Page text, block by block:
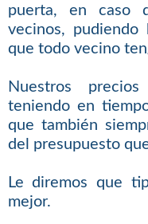
puerta, en caso
vecinos, pudiendo
que todo vecino
Nuestros
teniendo en
que también
del presupuesto
Le diremos que
mejor.